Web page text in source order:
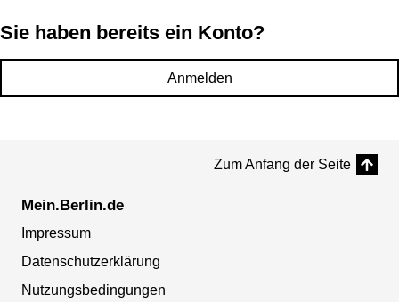
Sie haben bereits ein Konto?
Anmelden
Zum Anfang der Seite
Mein.Berlin.de
Impressum
Datenschutzerklärung
Nutzungsbedingungen